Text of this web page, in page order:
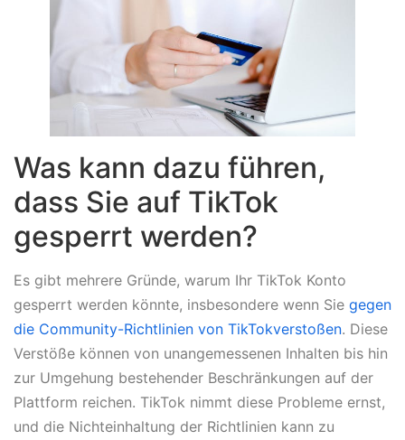
Was kann dazu führen,
dass Sie auf TikTok
gesperrt werden?
Es gibt mehrere Gründe, warum Ihr TikTok Konto
gesperrt werden könnte, insbesondere wenn Sie gegen
die Community-Richtlinien von TikTokverstoßen. Diese
Verstöße können von unangemessenen Inhalten bis hin
zur Umgehung bestehender Beschränkungen auf der
Plattform reichen. TikTok nimmt diese Probleme ernst,
und die Nichteinhaltung der Richtlinien kann zu